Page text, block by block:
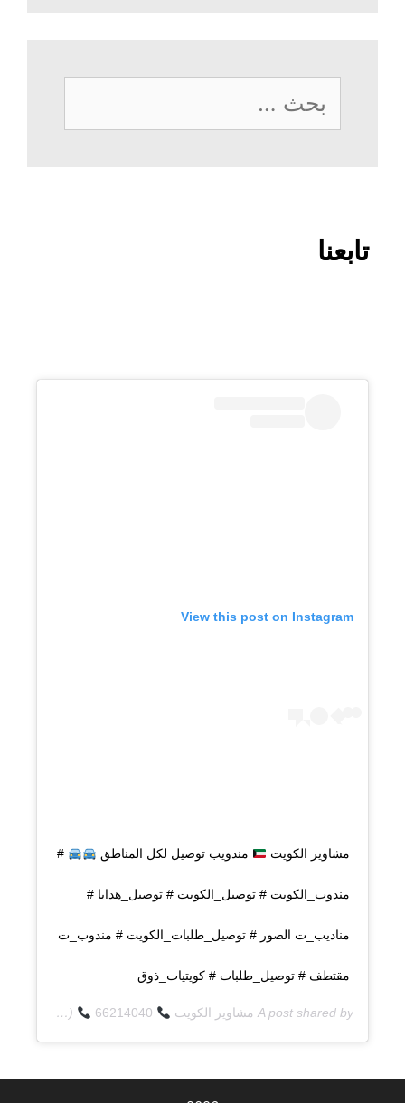
البحث
عن:
تابعنا
View this post on Instagram
مشاوير الكويت مندويب توصيل لكل المناطق #
مندوب_الكويت # توصيل_الكويت # توصيل_هدايا #
مناديب_ت الصور # توصيل_طلبات_الكويت # مندوب_ت
مقتطف # توصيل_طلبات # كويتيات_ذوق
A post shared by مشاوير الكويت (@q8deliverycom) on